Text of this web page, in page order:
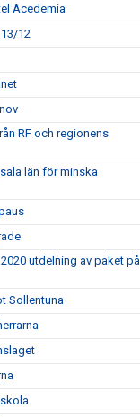
Acedemia
12
RF och regionens
län för minska
utdelning av paket på
Sollentuna